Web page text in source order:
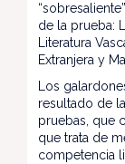
de la prueba:
Literatura
Extranjera y
Los
resultado de
pruebas, que
que trata de
competencia